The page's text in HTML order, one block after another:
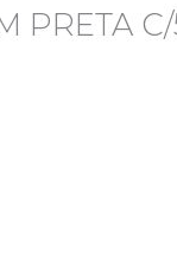
PRETA